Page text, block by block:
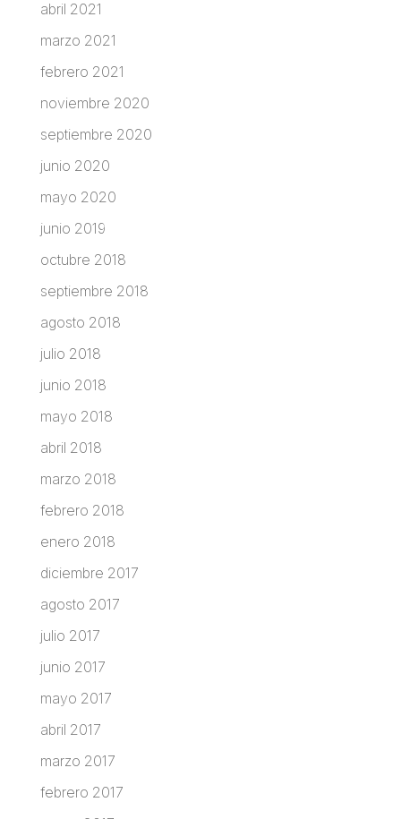
abril 2021
marzo 2021
febrero 2021
noviembre 2020
septiembre 2020
junio 2020
mayo 2020
junio 2019
octubre 2018
septiembre 2018
agosto 2018
julio 2018
junio 2018
mayo 2018
abril 2018
marzo 2018
febrero 2018
enero 2018
diciembre 2017
agosto 2017
julio 2017
junio 2017
mayo 2017
abril 2017
marzo 2017
febrero 2017